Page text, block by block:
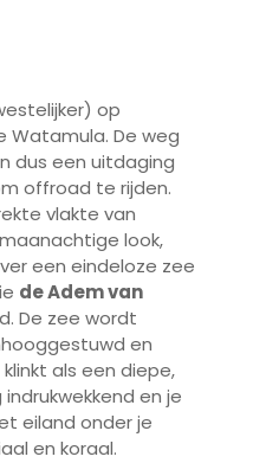
op
Watamula. De weg
dus een uitdaging
offroad te rijden.
vlakte van
look,
een eindeloze zee
de Adem van
De zee wordt
en
als een diepe,
en je
eiland onder je
en koraal.